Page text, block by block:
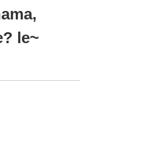
le~